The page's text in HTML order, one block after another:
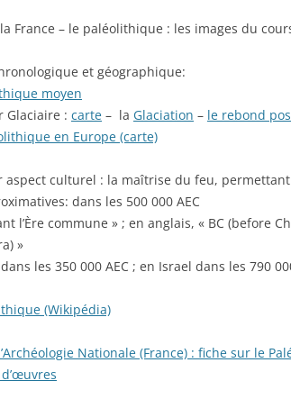
France – le paléolithique : les images du
et géographique:
moyen
Glaciaire : carte – la Glaciation – le rebond
en Europe (carte)
aspect culturel : la maîtrise du feu, permettant
dans les 500 000 AEC
l’Ère commune » ; en anglais, « BC (before
»
les 350 000 AEC ; en Israel dans les 790
(Wikipédia)
Nationale (France) : fiche sur le